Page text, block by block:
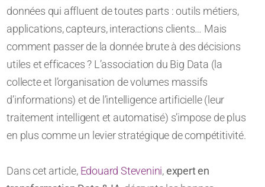
données qui affluent de toutes parts : outils métiers,
applications, capteurs, interactions clients… Mais
comment passer de la donnée brute à des décisions
utiles et efficaces ? L’association du Big Data (la
collecte et l’organisation de volumes massifs
d’informations) et de l’intelligence artificielle (leur
traitement intelligent et automatisé) s’impose de plus
en plus comme un levier stratégique de compétitivité.
Dans cet article, Edouard Stevenini,expert en